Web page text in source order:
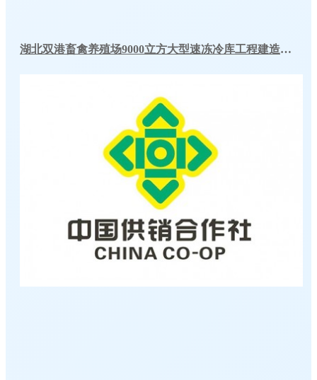
湖北双港畜禽养殖场9000立方大型速冻冷库工程建造方案